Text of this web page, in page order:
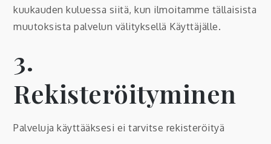
kuukauden kuluessa siitä, kun ilmoitamme tällaisista
muutoksista palvelun välityksellä Käyttäjälle.
3.
Rekisteröityminen
Palveluja käyttääksesi ei tarvitse rekisteröityä